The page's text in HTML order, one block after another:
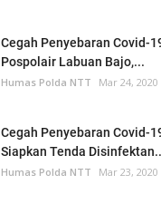
Cegah Penyebaran Covid-
Pospolair Labuan Bajo,...
Humas Polda NTT Mar 24, 2020
Cegah Penyebaran Covid-
Siapkan Tenda
Humas Polda NTT Mar 23, 2020